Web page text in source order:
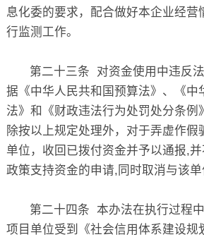
息化委的要求，配合做好本企业经营
行监测工作。
第二十三条 对资金使用中违反
据《中华人民共和国预算法》、《中
法》和《财政违法行为处罚处分条例
除按以上规定处理外，对于弄虚作假
单位，收回已拨付资金并予以通报,
政策支持资金的申请,同时取消与该单
第二十四条 本办法在执行过程
项目单位受到《社会信用体系建设规